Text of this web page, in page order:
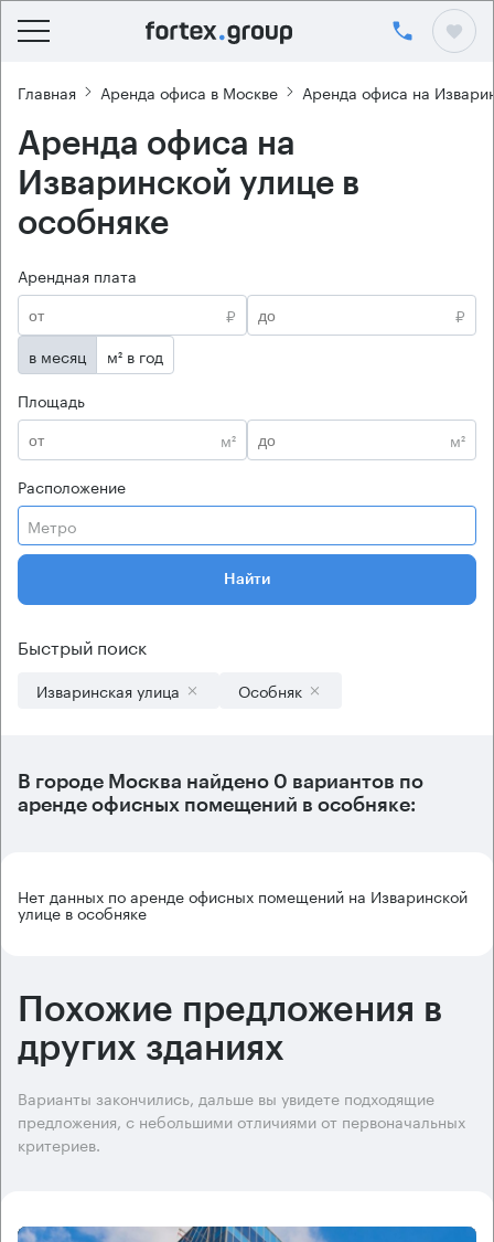
Главная Аренда офиса в Москве Аренда офиса на
Аренда офиса на
Изваринской улице в
особняке
Арендная плата
₽
₽
в месяц
м² в год
Площадь
м²
м²
Расположение
Метро
Найти
Быстрый поиск
Изваринская улица Особняк
В городе Москва найдено 0 вариантов по
аренде офисных помещений в особняке:
Нет данных по аренде офисных помещений на Изваринской
улице в особняке
Похожие предложения в
других зданиях
Варианты закончились, дальше вы увидете подходящие
предложения, с небольшими отличиями от первоначальных
критериев.